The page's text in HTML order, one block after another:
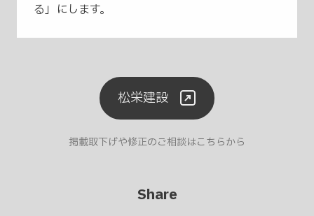
る」にします。
松栄建設
掲載取下げや修正のご相談はこちらから
Share